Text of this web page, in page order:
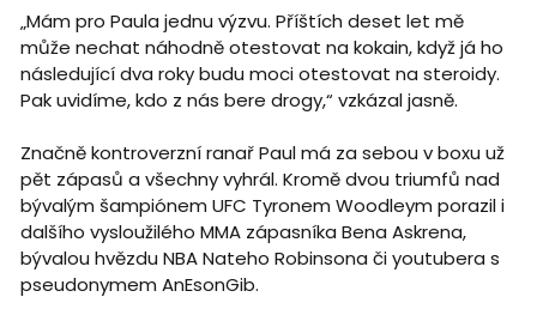
„Mám pro Paula jednu výzvu. Příštích deset let mě
může nechat náhodně otestovat na kokain, když já ho
následující dva roky budu moci otestovat na steroidy.
Pak uvidíme, kdo z nás bere drogy,“ vzkázal jasně.
Značně kontroverzní ranař Paul má za sebou v boxu už
pět zápasů a všechny vyhrál. Kromě dvou triumfů nad
bývalým šampiónem UFC Tyronem Woodleym porazil i
dalšího vysloužilého MMA zápasníka Bena Askrena,
bývalou hvězdu NBA Nateho Robinsona či youtubera s
pseudonymem AnEsonGib.